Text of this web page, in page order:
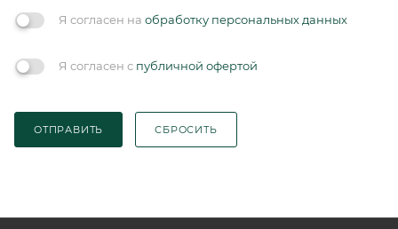
Я согласен на обработку персональных данных
Я согласен с публичной офертой
ОТПРАВИТЬ СБРОСИТЬ